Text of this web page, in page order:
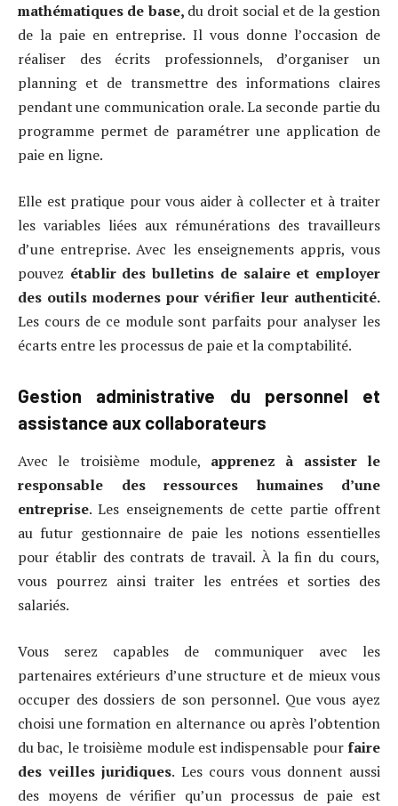
mathématiques de base, du droit social et de la gestion
de la paie en entreprise. Il vous donne l’occasion de
réaliser des écrits professionnels, d’organiser un
planning et de transmettre des informations claires
pendant une communication orale. La seconde partie du
programme permet de paramétrer une application de
paie en ligne.
Elle est pratique pour vous aider à collecter et à traiter
les variables liées aux rémunérations des travailleurs
d’une entreprise. Avec les enseignements appris, vous
pouvez établir des bulletins de salaire et employer
des outils modernes pour vérifier leur authenticité.
Les cours de ce module sont parfaits pour analyser les
écarts entre les processus de paie et la comptabilité.
Gestion administrative du personnel et
assistance aux collaborateurs
Avec le troisième module, apprenez à assister le
responsable des ressources humaines d’une
entreprise. Les enseignements de cette partie offrent
au futur gestionnaire de paie les notions essentielles
pour établir des contrats de travail. À la fin du cours,
vous pourrez ainsi traiter les entrées et sorties des
salariés.
Vous serez capables de communiquer avec les
partenaires extérieurs d’une structure et de mieux vous
occuper des dossiers de son personnel. Que vous ayez
choisi une formation en alternance ou après l’obtention
du bac, le troisième module est indispensable pourfaire
des veilles juridiques. Les cours vous donnent aussi
des moyens de vérifier qu’un processus de paie est